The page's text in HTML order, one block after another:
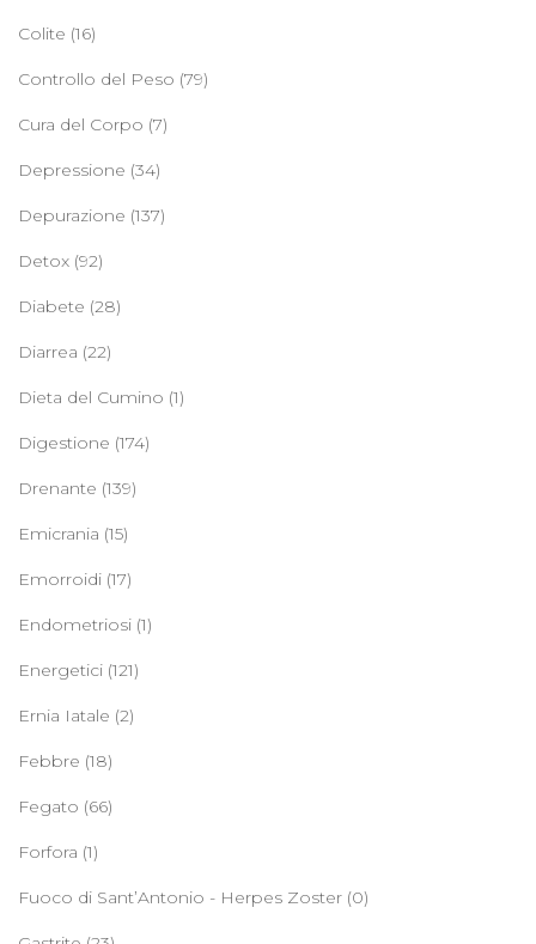
Colite (16)
Controllo del Peso (79)
Cura del Corpo (7)
Depressione (34)
Depurazione (137)
Detox (92)
Diabete (28)
Diarrea (22)
Dieta del Cumino (1)
Digestione (174)
Drenante (139)
Emicrania (15)
Emorroidi (17)
Endometriosi (1)
Energetici (121)
Ernia Iatale (2)
Febbre (18)
Fegato (66)
Forfora (1)
Fuoco di Sant’Antonio - Herpes Zoster (0)